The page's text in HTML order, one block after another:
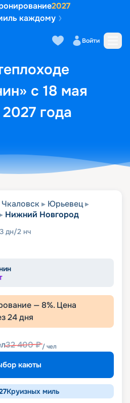
2027
каждому
Войти
с 18 мая
года
кают Маршрут и
Чкаловск
Юрьевец
Нижний Новгород
3 дн/2 нч
— 8%. Цена
24дня
32 400₽/ чел
каюты
Круизных миль